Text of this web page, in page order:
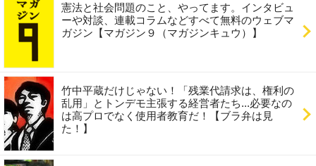
憲法と社会問題のこと、やってます。インタビュ
ーや対談、連載コラムなどすべて無料のウェブマ
ガジン【マガジン９（マガジンキュウ）】
竹中平蔵だけじゃない！「残業代請求は、権利の
乱用」とトンデモ主張する経営者たち...必要なの
は高プロでなく使用者教育だ！【ブラ弁は見
た！】